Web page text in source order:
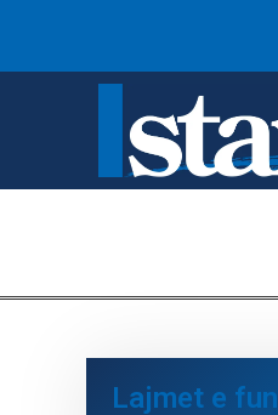
Lajmet e